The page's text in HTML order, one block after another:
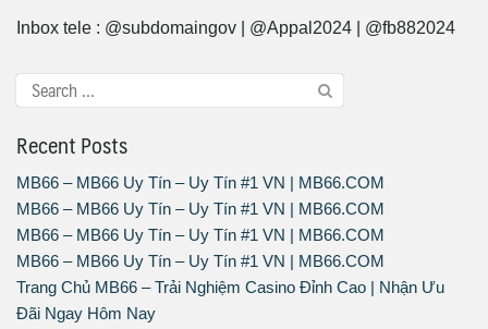
Inbox tele : @subdomaingov | @Appal2024 | @fb882024
Recent Posts
MB66 – MB66 Uy Tín – Uy Tín #1 VN | MB66.COM
MB66 – MB66 Uy Tín – Uy Tín #1 VN | MB66.COM
MB66 – MB66 Uy Tín – Uy Tín #1 VN | MB66.COM
MB66 – MB66 Uy Tín – Uy Tín #1 VN | MB66.COM
Trang Chủ MB66 – Trải Nghiệm Casino Đỉnh Cao | Nhận Ưu
Đãi Ngay Hôm Nay